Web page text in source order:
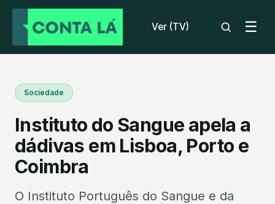
Ver (TV) ☰
Sociedade
Instituto do Sangue apela a
dádivas em Lisboa, Porto e
Coimbra
O Instituto Português do Sangue e da